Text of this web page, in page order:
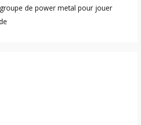
de power metal pour jouer